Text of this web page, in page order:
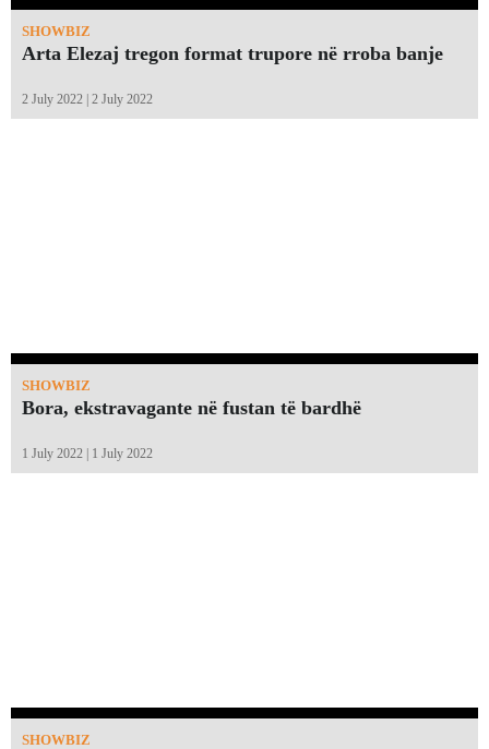
SHOWBIZ
Arta Elezaj tregon format trupore në rroba banje
2 July 2022 | 2 July 2022
SHOWBIZ
Bora, ekstravagante në fustan të bardhë
1 July 2022 | 1 July 2022
SHOWBIZ